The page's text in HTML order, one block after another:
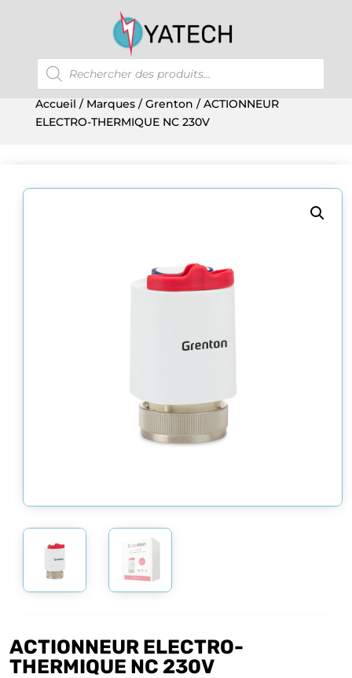
Recherche
de
produits
Accueil / Marques/Grenton / ACTIONNEUR
ELECTRO-THERMIQUE NC 230V
ACTIONNEUR ELECTRO-
THERMIQUE NC 230V